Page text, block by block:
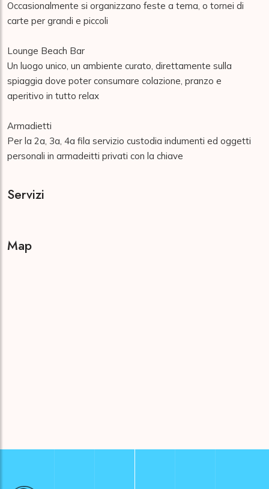
Occasionalmente si organizzano feste a tema, o tornei di
carte per grandi e piccoli
Lounge Beach Bar
Un luogo unico, un ambiente curato, direttamente sulla
spiaggia dove poter consumare colazione, pranzo e
aperitivo in tutto relax
Armadietti
Per la 2a, 3a, 4a fila servizio custodia indumenti ed oggetti
personali in armadeitti privati con la chiave
Servizi
Map